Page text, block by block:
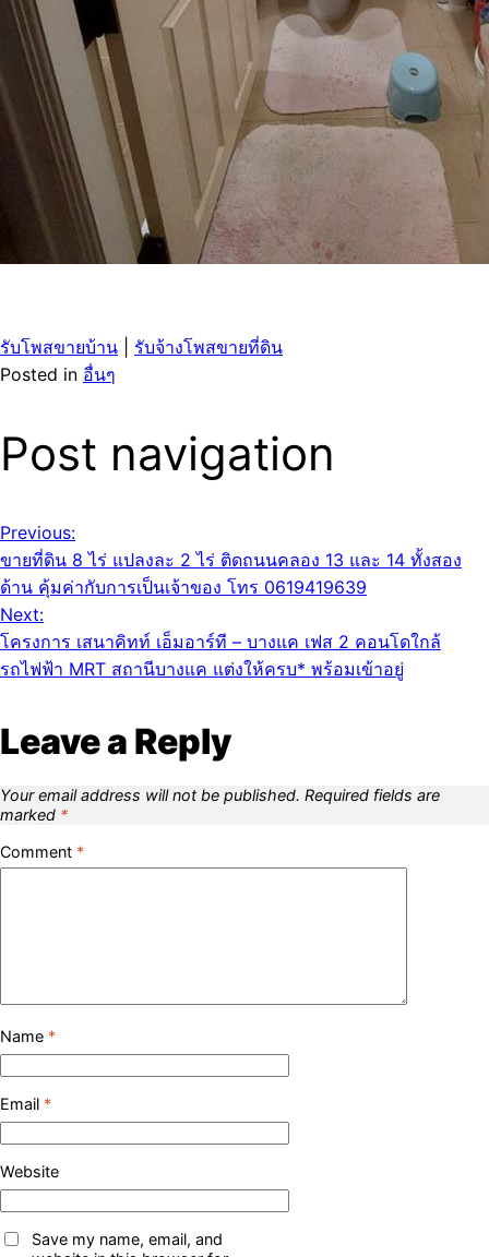
รับโพสขายบ้าน
รับจ้างโพสขายที่ดิน
Posted in อื่นๆ
Post navigation
Previous:
ขายที่ดิน 8 ไร่ แปลงละ 2 ไร่ ติดถนนคลอง 13 และ 14 ทั้งสอง
ด้าน คุ้มค่ากับการเป็นเจ้าของ โทร 0619419639
Next:
โครงการ เสนาคิทท์ เอ็มอาร์ที – บางแค เฟส 2 คอนโดใกล้
รถไฟฟ้า MRT สถานีบางแค แต่งให้ครบ* พร้อมเข้าอยู่
Leave a Reply
Your email address will not be published. Required fields are
marked *
Comment *
Name *
Email *
Website
Save my name, email, and